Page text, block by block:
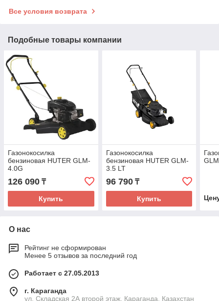
Все условия возврата
Подобные товары компании
Газонокосилка
бензиновая HUTER GLM-
4.0G
126 090 ₸
Купить
Газонокосилка
бензиновая HUTER GLM-
3.5 LT
96 790₸
Купить
О нас
Рейтинг не сформирован
Менее 5 отзывов за последний год
Работает с 27.05.2013
г. Караганда
ул. Складская 2А второй этаж, Караганда, Казахстан